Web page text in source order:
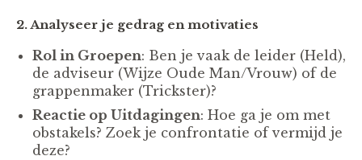
2. Analyseer je gedrag en motivaties
Rol in Groepen: Ben je vaak de leider (Held),
de adviseur (Wijze Oude Man/Vrouw) of de
grappenmaker (Trickster)?
Reactie op Uitdagingen: Hoe ga je om met
obstakels? Zoek je confrontatie of vermijd je
deze?